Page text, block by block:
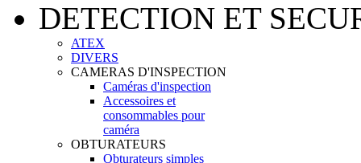
DETECTION ET
ATEX
DIVERS
CAMERAS D'INSPECTION
Caméras d'inspection
Accessoires et
consommables pour
caméra
OBTURATEURS
Obturateurs simples